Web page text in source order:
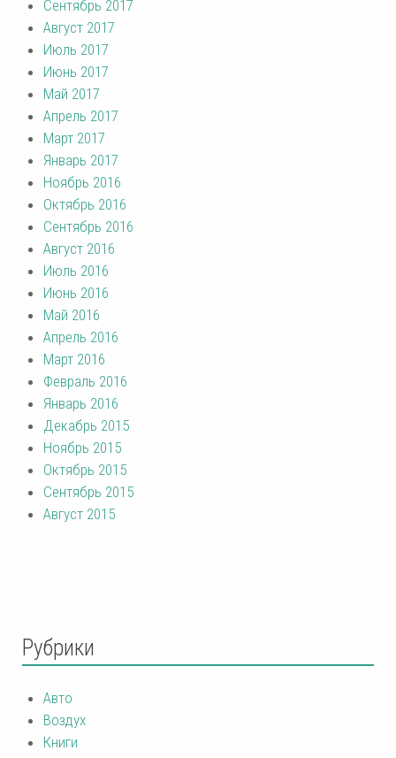
Сентябрь 2017
Август 2017
Июль 2017
Июнь 2017
Май 2017
Апрель 2017
Март 2017
Январь 2017
Ноябрь 2016
Октябрь 2016
Сентябрь 2016
Август 2016
Июль 2016
Июнь 2016
Май 2016
Апрель 2016
Март 2016
Февраль 2016
Январь 2016
Декабрь 2015
Ноябрь 2015
Октябрь 2015
Сентябрь 2015
Август 2015
Рубрики
Авто
Воздух
Книги